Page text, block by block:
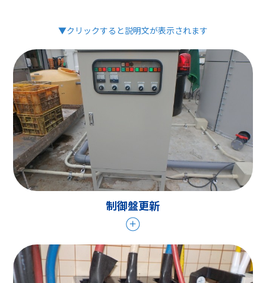
▼クリックすると説明文が表示されます
制御盤更新